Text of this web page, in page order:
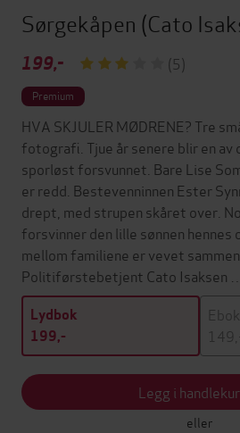
Sørgekåpen (Cato
199,- (5)
Premium
HVA SKJULER MØDRENE? Tre
fotografi. Tjue år senere blir en av
sporløst forsvunnet. Bare Lise
er redd. Bestevenninnen Ester
drept, med strupen skåret over.
forsvinner den lille sønnen
mellom familiene er vevet
Politiførstebetjent Cato Isaksen …
Lydbok
199,-
Ebok
Legg i
eller